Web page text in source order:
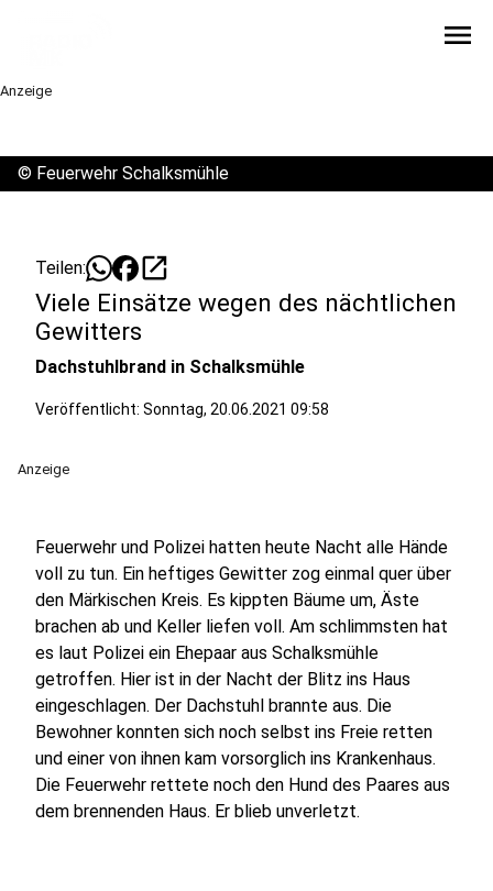
menu
Anzeige
© Feuerwehr Schalksmühle
Teilen: open_in_new
Viele Einsätze wegen des nächtlichen
Gewitters
Dachstuhlbrand in Schalksmühle
Veröffentlicht: Sonntag, 20.06.2021 09:58
Anzeige
Feuerwehr und Polizei hatten heute Nacht alle Hände
voll zu tun. Ein heftiges Gewitter zog einmal quer über
den Märkischen Kreis. Es kippten Bäume um, Äste
brachen ab und Keller liefen voll. Am schlimmsten hat
es laut Polizei ein Ehepaar aus Schalksmühle
getroffen. Hier ist in der Nacht der Blitz ins Haus
eingeschlagen. Der Dachstuhl brannte aus. Die
Bewohner konnten sich noch selbst ins Freie retten
und einer von ihnen kam vorsorglich ins Krankenhaus.
Die Feuerwehr rettete noch den Hund des Paares aus
dem brennenden Haus. Er blieb unverletzt.